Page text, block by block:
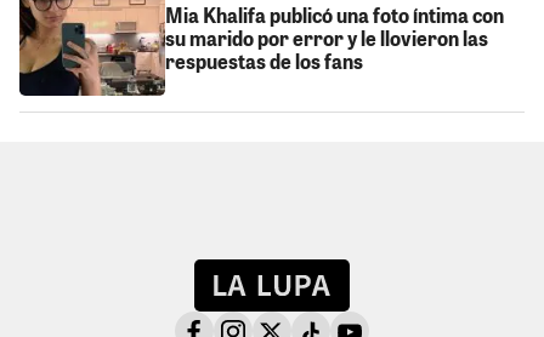
Mia Khalifa publicó una foto íntima con
su marido por error y le llovieron las
respuestas de los fans